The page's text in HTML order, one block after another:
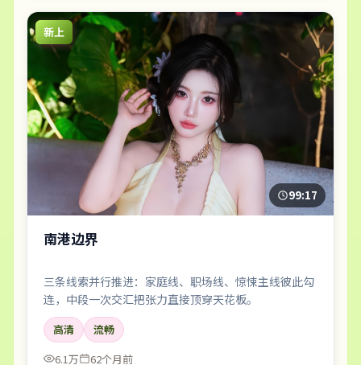
新上
99:17
南港边界
三条线索并行推进：家庭线、职场线、惊悚主线彼此勾
连，中段一次交汇把张力直接顶穿天花板。
高清
流畅
6.1万
62个月前